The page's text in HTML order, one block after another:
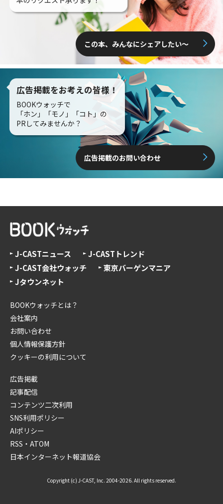
この本、みんなにシェアしたい〜
広告掲載をお考えの皆様！
BOOKウォッチで
「ホン」「モノ」「コト」の
PRしてみませんか？
広告掲載のお問い合わせ
J-CASTニュース
J-CASTトレンド
J-CAST会社ウォッチ
東京バーゲンマニア
Jタウンネット
BOOKウォッチとは？
会社案内
お問い合わせ
個人情報保護方針
クッキーの利用について
広告掲載
記事配信
コンテンツ二次利用
SNS利用ポリシー
AIポリシー
RSS・ATOM
日本インターネット報道協会
Copyright (c) J-CAST, Inc. 2004-2026. All rights reserved.